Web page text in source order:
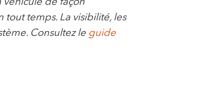
temps. La visibilité, les
Consultez le guide